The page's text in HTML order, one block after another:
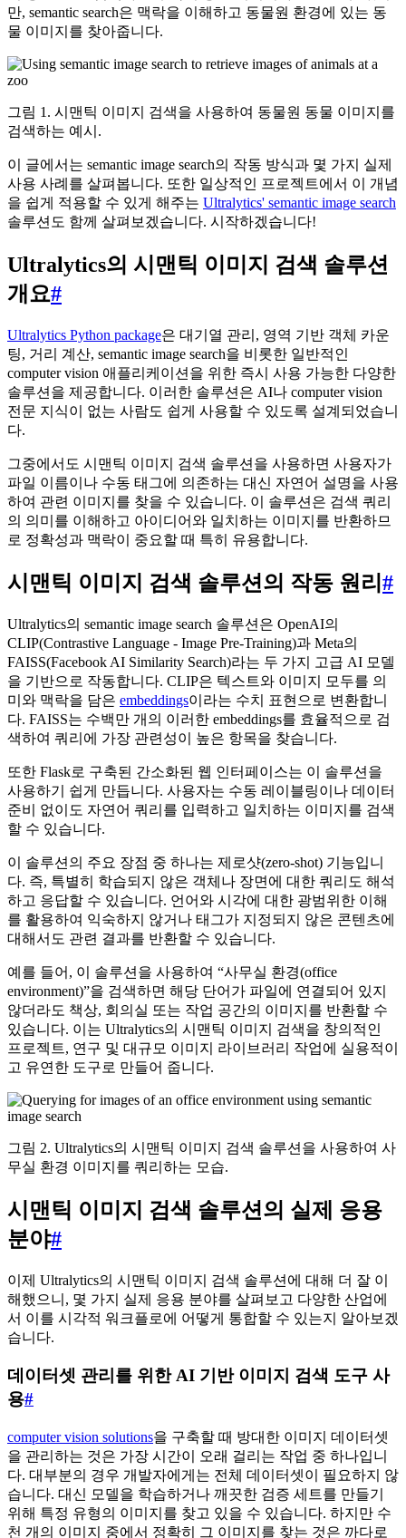
만, semantic search은 맥락을 이해하고 동물원 환경에 있는 동
물 이미지를 찾아줍니다.
그림 1. 시맨틱 이미지 검색을 사용하여 동물원 동물 이미지를
검색하는 예시.
이 글에서는 semantic image search의 작동 방식과 몇 가지 실제
사용 사례를 살펴봅니다. 또한 일상적인 프로젝트에서 이 개념
을 쉽게 적용할 수 있게 해주는 Ultralytics' semantic image search
솔루션도 함께 살펴보겠습니다. 시작하겠습니다!
Ultralytics의 시맨틱 이미지 검색 솔루션
개요#
Ultralytics Python package은 대기열 관리, 영역 기반 객체 카운
팅, 거리 계산, semantic image search을 비롯한 일반적인
computer vision 애플리케이션을 위한 즉시 사용 가능한 다양한
솔루션을 제공합니다. 이러한 솔루션은 AI나 computer vision
전문 지식이 없는 사람도 쉽게 사용할 수 있도록 설계되었습니
다.
그중에서도 시맨틱 이미지 검색 솔루션을 사용하면 사용자가
파일 이름이나 수동 태그에 의존하는 대신 자연어 설명을 사용
하여 관련 이미지를 찾을 수 있습니다. 이 솔루션은 검색 쿼리
의 의미를 이해하고 아이디어와 일치하는 이미지를 반환하므
로 정확성과 맥락이 중요할 때 특히 유용합니다.
시맨틱 이미지 검색 솔루션의 작동 원리 #
Ultralytics의 semantic image search 솔루션은 OpenAI의
CLIP(Contrastive Language - Image Pre-Training)과 Meta의
FAISS(Facebook AI Similarity Search)라는 두 가지 고급 AI 모델
을 기반으로 작동합니다. CLIP은 텍스트와 이미지 모두를 의
미와 맥락을 담은 embeddings이라는 수치 표현으로 변환합니
다. FAISS는 수백만 개의 이러한 embeddings를 효율적으로 검
색하여 쿼리에 가장 관련성이 높은 항목을 찾습니다.
또한 Flask로 구축된 간소화된 웹 인터페이스는 이 솔루션을
사용하기 쉽게 만듭니다. 사용자는 수동 레이블링이나 데이터
준비 없이도 자연어 쿼리를 입력하고 일치하는 이미지를 검색
할 수 있습니다.
이 솔루션의 주요 장점 중 하나는 제로샷(zero-shot) 기능입니
다. 즉, 특별히 학습되지 않은 객체나 장면에 대한 쿼리도 해석
하고 응답할 수 있습니다. 언어와 시각에 대한 광범위한 이해
를 활용하여 익숙하지 않거나 태그가 지정되지 않은 콘텐츠에
대해서도 관련 결과를 반환할 수 있습니다.
예를 들어, 이 솔루션을 사용하여 “사무실 환경(office
environment)”을 검색하면 해당 단어가 파일에 연결되어 있지
않더라도 책상, 회의실 또는 작업 공간의 이미지를 반환할 수
있습니다. 이는 Ultralytics의 시맨틱 이미지 검색을 창의적인
프로젝트, 연구 및 대규모 이미지 라이브러리 작업에 실용적이
고 유연한 도구로 만들어 줍니다.
그림 2. Ultralytics의 시맨틱 이미지 검색 솔루션을 사용하여 사
무실 환경 이미지를 쿼리하는 모습.
시맨틱 이미지 검색 솔루션의 실제 응용
분야#
이제 Ultralytics의 시맨틱 이미지 검색 솔루션에 대해 더 잘 이
해했으니, 몇 가지 실제 응용 분야를 살펴보고 다양한 산업에
서 이를 시각적 워크플로에 어떻게 통합할 수 있는지 알아보겠
습니다.
데이터셋 관리를 위한 AI 기반 이미지 검색 도구 사
용#
computer vision solutions을 구축할 때 방대한 이미지 데이터셋
을 관리하는 것은 가장 시간이 오래 걸리는 작업 중 하나입니
다. 대부분의 경우 개발자에게는 전체 데이터셋이 필요하지 않
습니다. 대신 모델을 학습하거나 깨끗한 검증 세트를 만들기
위해 특정 유형의 이미지를 찾고 있을 수 있습니다. 하지만 수
천 개의 이미지 중에서 정확히 그 이미지를 찾는 것은 까다로